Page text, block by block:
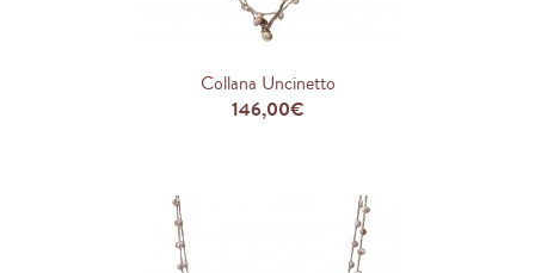
Collana Uncinetto
146,00€